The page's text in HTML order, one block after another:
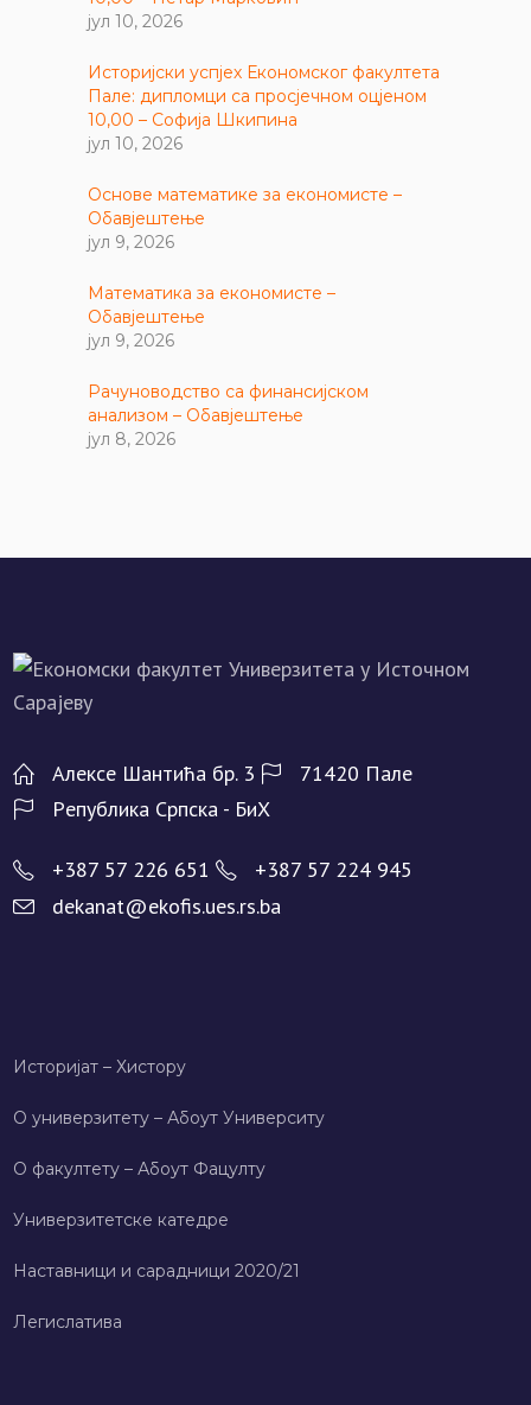
јул 10, 2026
Историјски успјех Економског факултета
Пале: дипломци са просјечном оцјеном
10,00 – Софија Шкипина
јул 10, 2026
Основе математике за економисте –
Обавјештење
јул 9, 2026
Математика за економисте –
Обавјештење
јул 9, 2026
Рачуноводство са финансијском
анализом – Обавјештење
јул 8, 2026
Алeксe Шантића бр. 3
71420 Палe
Рeпублика Српска - БиХ
+387 57 226 651
+387 57 224 945
dekanat@ekofis.ues.rs.ba
Историјат – Хисторy
О универзитету – Абоут Университy
О факултету – Абоут Фацултy
Универзитетске катедре
Наставници и сарадници 2020/21
Легислатива